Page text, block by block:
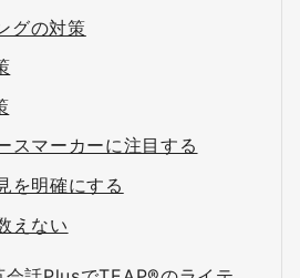
グの対策
スマーカーに注目する
を明確にする
えない